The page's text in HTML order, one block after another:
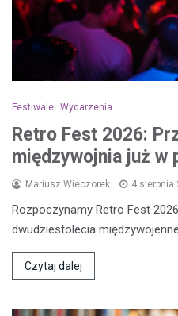
Festiwale Wydarzenia
Retro Fest 2026:
międzywojnia już w
Mariusz Wieczorek 4 sierpnia
Rozpoczynamy Retro Fest
dwudziestolecia
Czytaj dalej